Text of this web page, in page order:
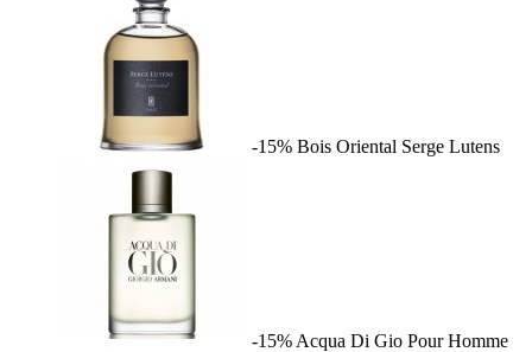
-15% Bois Oriental Serge Lutens
-15% Acqua Di Gio Pour Homme